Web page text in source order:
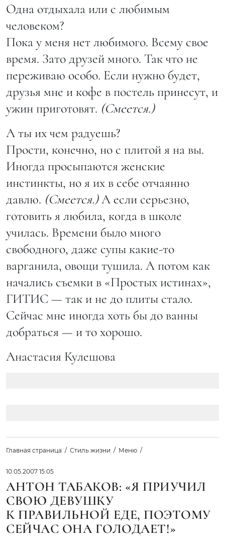
Одна отдыхала или с любимым
человеком?
Пока у меня нет любимого. Всему свое
время. Зато друзей много. Так что не
переживаю особо. Если нужно будет,
друзья мне и кофе в постель принесут, и
ужин приготовят. (Смеется.)
А ты их чем радуешь?
Прости, конечно, но с плитой я на вы.
Иногда просыпаются женские
инстинкты, но я их в себе отчаянно
давлю. (Смеется.)А если серьезно,
готовить я любила, когда в школе
училась. Времени было много
свободного, даже супы какие-то
варганила, овощи тушила. А потом как
начались съемки в «Простых истинах»,
ГИТИС — так и не до плиты стало.
Сейчас мне иногда хоть бы до ванны
добраться — и то хорошо.
Анастасия Кулешова
Главная страница Стиль жизни Меню
10.05.2007 15:05
АНТОН ТАБАКОВ: «Я ПРИУЧИЛ
СВОЮ ДЕВУШКУ
К ПРАВИЛЬНОЙ ЕДЕ, ПОЭТОМУ
СЕЙЧАС ОНА ГОЛОДАЕТ!»